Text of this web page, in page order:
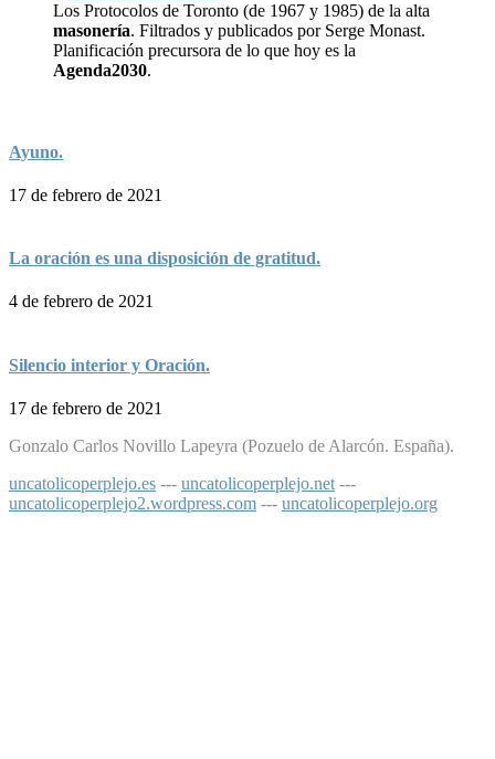
Los Protocolos de Toronto (de 1967 y 1985) de la alta
masonería. Filtrados y publicados por Serge Monast.
Planificación precursora de lo que hoy es la
Agenda2030.
Ayuno.
17 de febrero de 2021
La oración es una disposición de gratitud.
4 de febrero de 2021
Silencio interior y Oración.
17 de febrero de 2021
Gonzalo Carlos Novillo Lapeyra (Pozuelo de Alarcón. España).
uncatolicoperplejo.es --- uncatolicoperplejo.net ---
uncatolicoperplejo2.wordpress.com --- uncatolicoperplejo.org